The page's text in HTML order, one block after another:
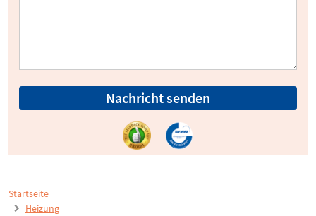
Startseite
Heizung
Nachricht senden